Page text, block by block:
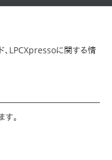
LPCXpressoに関する情
。